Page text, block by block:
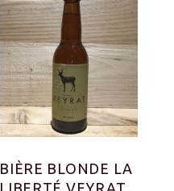
BIÈRE BLONDE LA
LIBERTÉ VEYRAT